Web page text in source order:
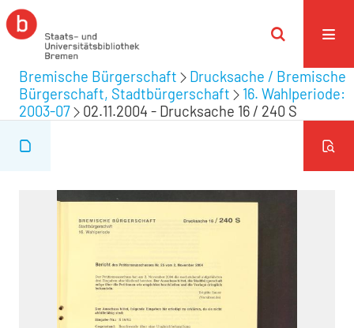
Bremische Bürgerschaft
Drucksache / Bremische
Bürgerschaft, Stadtbürgerschaft
16. Wahlperiode:
2003-07
02.11.2004 - Drucksache 16 / 240 S